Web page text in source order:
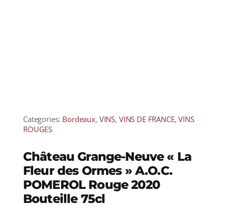
Categories: Bordeaux, VINS, VINS DE FRANCE,VINS
ROUGES
Château Grange-Neuve « La
Fleur des Ormes » A.O.C.
POMEROL Rouge 2020
Bouteille 75cl